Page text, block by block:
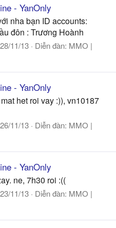
- YanOnly
nha bạn ID accounts:
đôn : Trương Hoành
28/11/13 Diễn đàn: MMO |
- YanOnly
het roi vay :)), vn10187
26/11/13 Diễn đàn: MMO |
- YanOnly
ne, 7h30 roi :((
23/11/13 Diễn đàn: MMO |